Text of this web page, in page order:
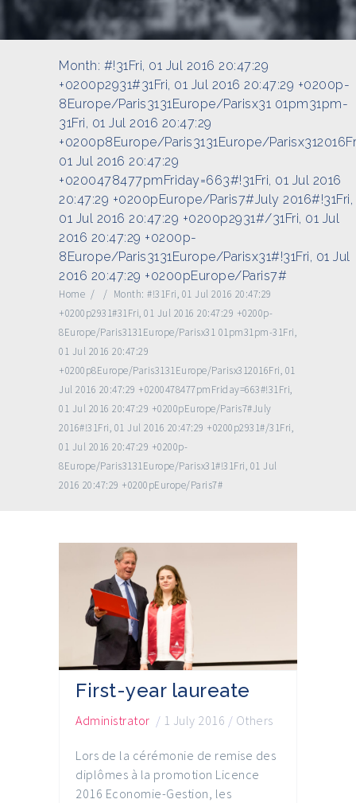
Month: #!31Fri, 01 Jul 2016 20:47:29
+0200p2931#31Fri, 01 Jul 2016 20:47:29 +0200p-
8Europe/Paris3131Europe/Parisx31 01pm31pm-
31Fri, 01 Jul 2016 20:47:29
+0200p8Europe/Paris3131Europe/
01 Jul 2016 20:47:29
+0200478477pmFriday=663#!31Fri, 01 Jul 2016
20:47:29 +0200pEurope/Paris7#July 2016#!31Fri,
01 Jul 2016 20:47:29 +0200p2931#/31Fri, 01 Jul
2016 20:47:29 +0200p-
8Europe/Paris3131Europe/Parisx31#!31Fri, 01 Jul
2016 20:47:29 +0200pEurope/Paris7#
Home / / Month: #!31Fri, 01 Jul 2016 20:47:29
+0200p2931#31Fri, 01 Jul 2016 20:47:29 +0200p-
8Europe/Paris3131Europe/Parisx31 01pm31pm-31Fri,
01 Jul 2016 20:47:29
+0200p8Europe/Paris3131Europe/Parisx312016Fri, 01
Jul 2016 20:47:29 +0200478477pmFriday=663#!31Fri,
01 Jul 2016 20:47:29 +0200pEurope/Paris7#July
2016#!31Fri, 01 Jul 2016 20:47:29 +0200p2931#/31Fri,
01 Jul 2016 20:47:29 +0200p-
8Europe/Paris3131Europe/Parisx31#!31Fri, 01 Jul
2016 20:47:29 +0200pEurope/Paris7#
First-year laureate
Administrator / 1 July 2016 / Others
Lors de la cérémonie de remise des
diplômes à la promotion Licence
2016 Economie-Gestion, les